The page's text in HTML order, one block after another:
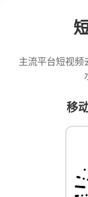
主流平台短视
移